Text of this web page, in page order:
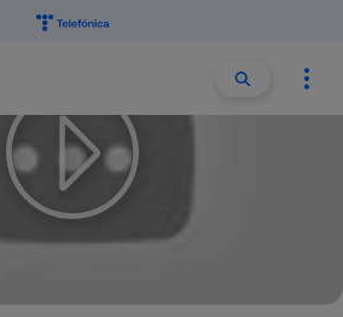
Buscar
Impresora 3D,